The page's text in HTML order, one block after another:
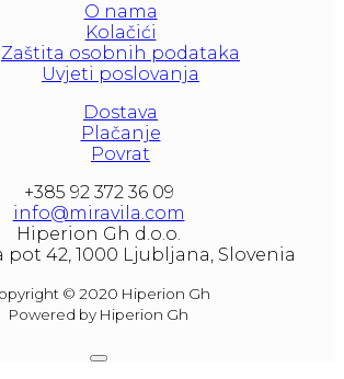
Miravila showroom you can
O nama
Kolačići
Zaštita osobnih podataka
Uvjeti poslovanja
Dostava
Plačanje
Povrat
+385 92 372 36 09
info@miravila.com
Hiperion Gh d.o.o.
pot 42, 1000 Ljubljana, Slovenia
© 2020 Hiperion Gh
Powered by Hiperion Gh